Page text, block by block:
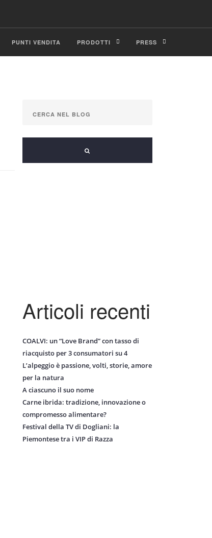
PUNTI VENDITA PRODOTTI PRESS
Articoli recenti
COALVI: un “Love Brand” con tasso di
riacquisto per 3 consumatori su 4
L’alpeggio è passione, volti, storie, amore
per la natura
A ciascuno il suo nome
Carne ibrida: tradizione, innovazione o
compromesso alimentare?
Festival della TV di Dogliani: la
Piemontese tra i VIP di Razza